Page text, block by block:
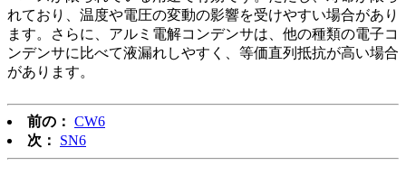
れており、温度や電圧の変動の影響を受けやすい場合があり
ます。さらに、アルミ電解コンデンサは、他の種類の電子コ
ンデンサに比べて液漏れしやすく、等価直列抵抗が高い場合
があります。
前の： CW6
次：
SN6